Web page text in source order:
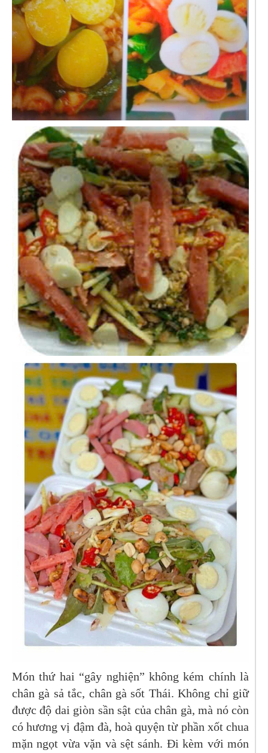
Món thứ hai “gây nghiện” không kém chính là
chân gà sả tắc, chân gà sốt Thái. Không chỉ giữ
được độ dai giòn sần sật của chân gà, mà nó còn
có hương vị đậm đà, hoà quyện từ phần xốt chua
mặn ngọt vừa vặn và sệt sánh. Đi kèm với món